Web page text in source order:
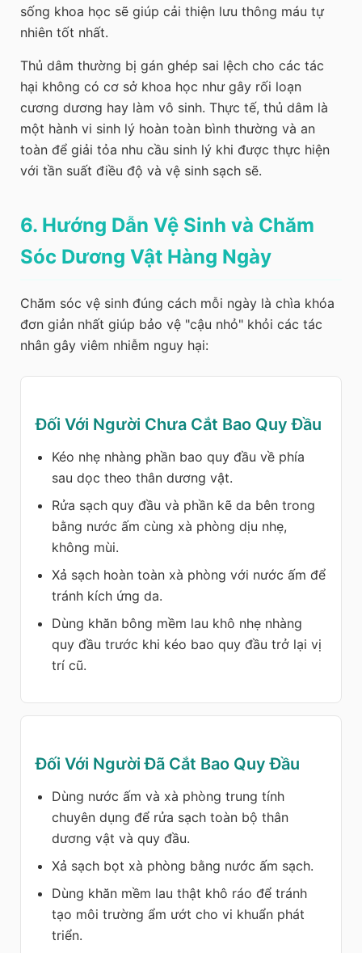
sống khoa học sẽ giúp cải thiện lưu thông máu tự
nhiên tốt nhất.
Thủ dâm thường bị gán ghép sai lệch cho các tác
hại không có cơ sở khoa học như gây rối loạn
cương dương hay làm vô sinh. Thực tế, thủ dâm là
một hành vi sinh lý hoàn toàn bình thường và an
toàn để giải tỏa nhu cầu sinh lý khi được thực hiện
với tần suất điều độ và vệ sinh sạch sẽ.
6. Hướng Dẫn Vệ Sinh và Chăm
Sóc Dương Vật Hàng Ngày
Chăm sóc vệ sinh đúng cách mỗi ngày là chìa khóa
đơn giản nhất giúp bảo vệ "cậu nhỏ" khỏi các tác
nhân gây viêm nhiễm nguy hại:
Đối Với Người Chưa Cắt Bao Quy Đầu
Kéo nhẹ nhàng phần bao quy đầu về phía
sau dọc theo thân dương vật.
Rửa sạch quy đầu và phần kẽ da bên trong
bằng nước ấm cùng xà phòng dịu nhẹ,
không mùi.
Xả sạch hoàn toàn xà phòng với nước ấm để
tránh kích ứng da.
Dùng khăn bông mềm lau khô nhẹ nhàng
quy đầu trước khi kéo bao quy đầu trở lại vị
trí cũ.
Đối Với Người Đã Cắt Bao Quy Đầu
Dùng nước ấm và xà phòng trung tính
chuyên dụng để rửa sạch toàn bộ thân
dương vật và quy đầu.
Xả sạch bọt xà phòng bằng nước ấm sạch.
Dùng khăn mềm lau thật khô ráo để tránh
tạo môi trường ẩm ướt cho vi khuẩn phát
triển.